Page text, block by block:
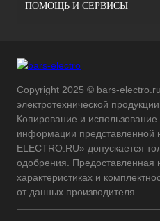
ПОМОЩЬ И СЕРВИСЫ
Copyright 2025 © bars-
электротехнической
Копирование и
информации представленной
ELECTRO.RU» допускается
одобрения.
характеристиках и
от данных производителя